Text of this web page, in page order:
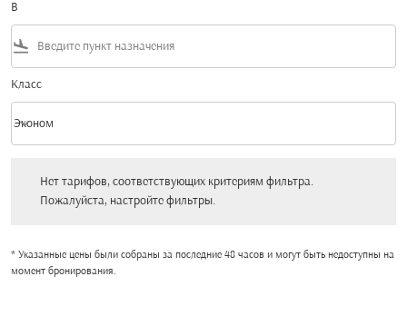
В
flight_land
Класс
Класс option Эконом Selected
Эконом
keyboard_arrow_down
Нет тарифов, соответствующих критериям фильтра.
Пожалуйста, настройте фильтры.
* Указанные цены были собраны за последние 48 часов и могут быть недоступны на
момент бронирования.